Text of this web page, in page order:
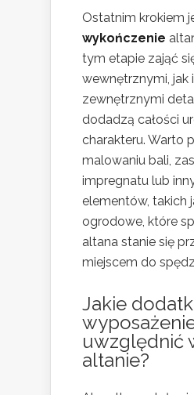
Ostatnim krokiem
wykończenie
tym etapie zająć
wewnętrznymi, jak i
zewnętrznymi
dodadzą całości
charakteru. Warto
malowaniu bali,
impregnatu lub
elementów, takich
ogrodowe, które
altana stanie się
miejscem do
Jakie
uwzględnić
altanie?